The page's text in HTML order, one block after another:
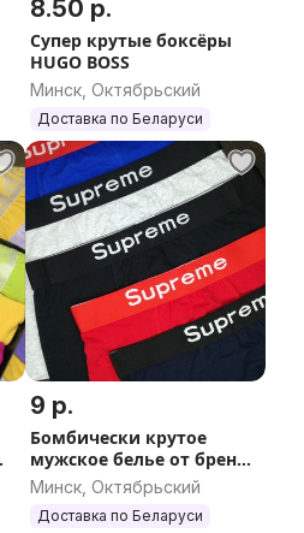
8.50 р.
Супер крутые боксёры
HUGO BOSS
Минск, Октябрьский
Доставка по Беларуси
9 р.
Бомбически крутое
мужское белье от бренда
Суприм
Минск, Октябрьский
Доставка по Беларуси